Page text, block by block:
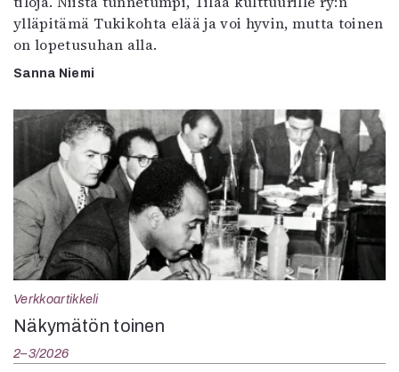
ylläpitämä Tukikohta elää ja voi hyvin, mutta toinen
on lopetusuhan alla.
Sanna Niemi
Verkkoartikkeli
Näkymätön toinen
2–3/2026